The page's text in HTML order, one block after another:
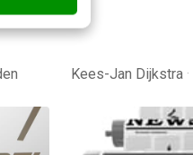
Kees-Jan Dijkstra ·